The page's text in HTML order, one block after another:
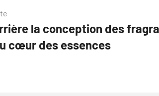
la conception des
cœur des essences